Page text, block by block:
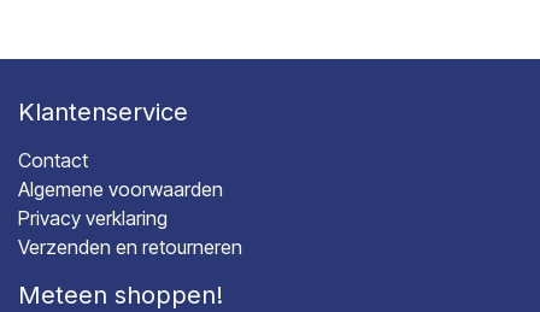
Klantenservice
Contact
Algemene voorwaarden
Privacy verklaring
Verzenden en retourneren
Meteen shoppen!